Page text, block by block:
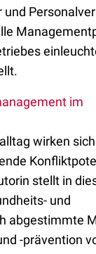
im
wirken
stellt in
und
abgestimmte
-prävention